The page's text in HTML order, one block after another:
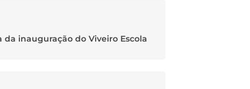
da inauguração do Viveiro Escola